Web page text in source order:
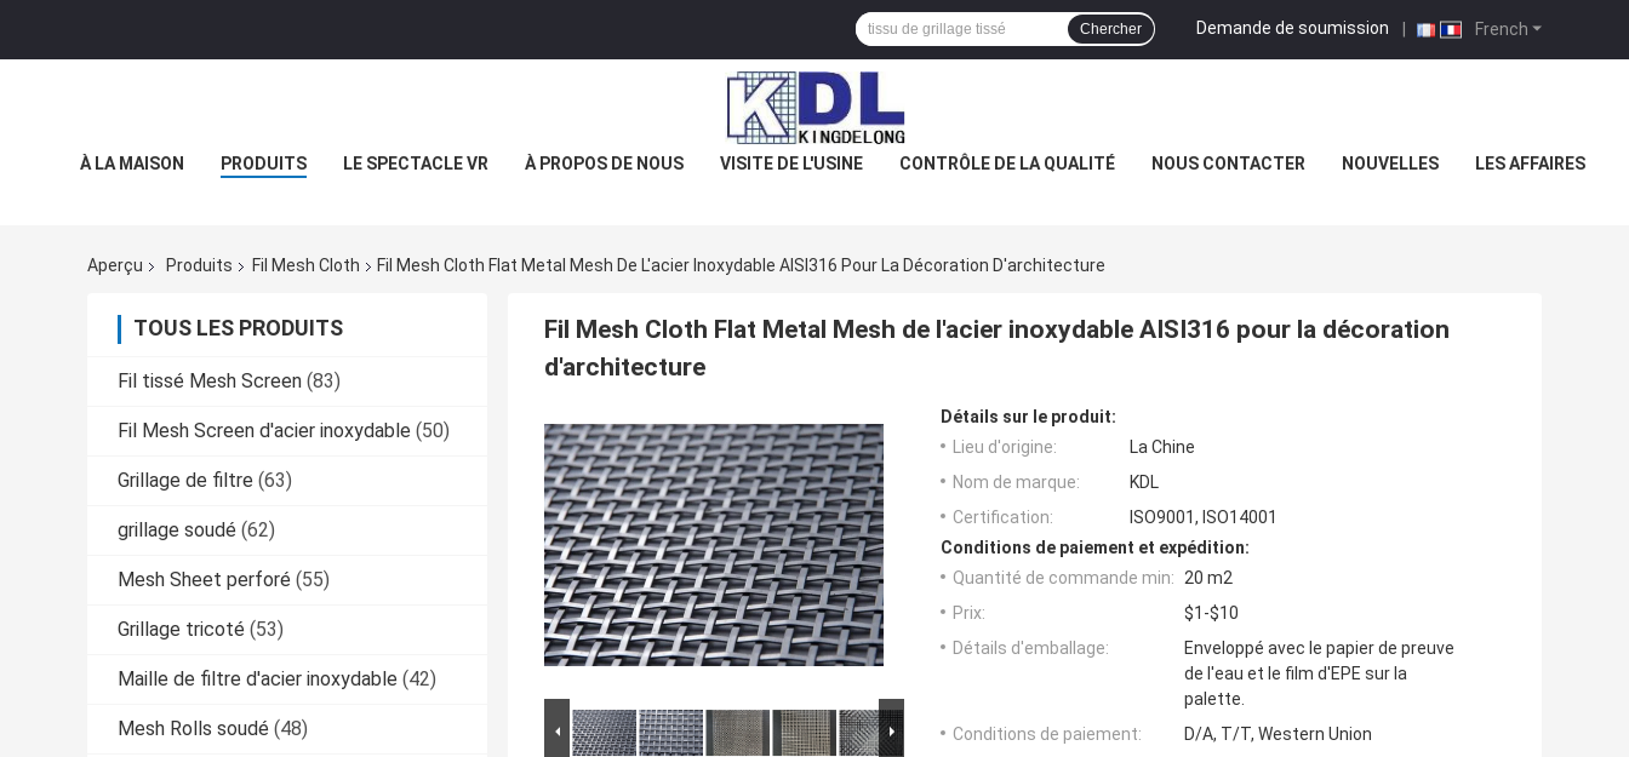
French
Demande de soumission |
Chercher
À LA MAISON PRODUITS LE SPECTACLE VR À PROPOS DE NOUS VISITE DE L'USINE CONTRÔLE DE LA QUALITÉ NOUS CONTACTER NOUVELLES LES AFFAIRES
Aperçu Produits Fil Mesh Cloth Fil Mesh Cloth Flat Metal Mesh De L'acier Inoxydable AISI316 Pour La Décoration D'architecture
TOUS LES PRODUITS
Fil tissé Mesh Screen (83)
Fil Mesh Screen d'acier inoxydable (50)
Grillage de filtre (63)
grillage soudé (62)
Mesh Sheet perforé (55)
Grillage tricoté (53)
Maille de filtre d'acier inoxydable (42)
Mesh Rolls soudé (48)
Fil Mesh Cloth Flat Metal Mesh de l'acier inoxydable AISI316 pour la décoration
d'architecture
Détails sur le produit:
Lieu d'origine:
La Chine
Nom de marque:
KDL
Certification:
ISO9001, ISO14001
Conditions de paiement et expédition:
Quantité de commande min: 20 m2
Prix:
$1-$10
Détails d'emballage:
Enveloppé avec le papier de preuve
de l'eau et le film d'EPE sur la
palette.
Conditions de paiement:
D/A, T/T, Western Union